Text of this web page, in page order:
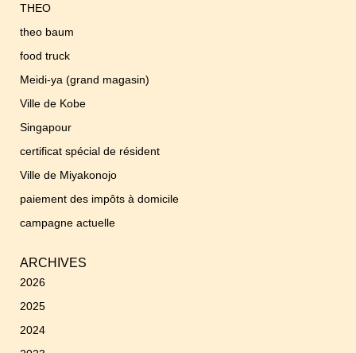
THEO
theo baum
food truck
Meidi-ya (grand magasin)
Ville de Kobe
Singapour
certificat spécial de résident
Ville de Miyakonojo
paiement des impôts à domicile
campagne actuelle
ARCHIVES
2026
2025
2024